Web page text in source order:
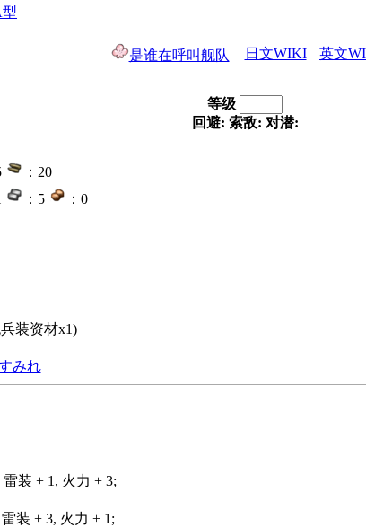
是谁在呼叫舰队 日文WIKI 英文
等级
回避: 索敌: 对潜:
：20
：5 ：0
装资材x1)
みれ
装 + 1, 火力 + 3;
装 + 3, 火力 + 1;